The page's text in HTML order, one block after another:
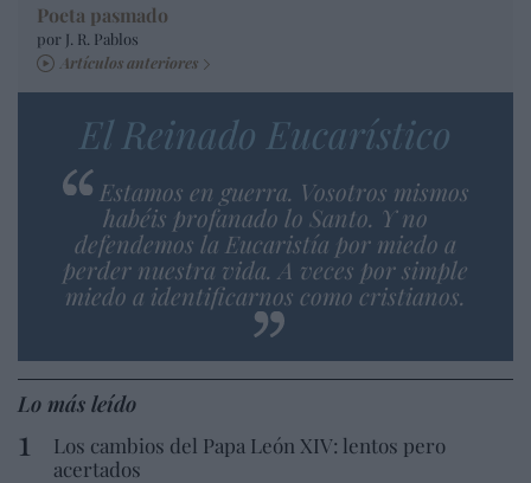
Poeta pasmado
por J. R. Pablos
Artículos anteriores
El Reinado Eucarístico
Estamos en guerra. Vosotros mismos
habéis profanado lo Santo. Y no
defendemos la Eucaristía por miedo a
perder nuestra vida. A veces por simple
miedo a identificarnos como cristianos.
Lo más leído
Los cambios del Papa León XIV: lentos pero
acertados